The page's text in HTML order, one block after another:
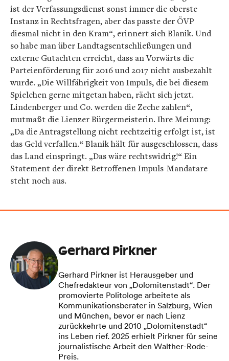
ist der Verfassungsdienst sonst immer die oberste
Instanz in Rechtsfragen, aber das passte der ÖVP
diesmal nicht in den Kram“, erinnert sich Blanik. Und
so habe man über Landtagsentschließungen und
externe Gutachten erreicht, dass an Vorwärts die
Parteienförderung für 2016 und 2017 nicht ausbezahlt
wurde. „Die Willfährigkeit von Impuls, die bei diesem
Spielchen gerne mitgetan haben, rächt sich jetzt.
Lindenberger und Co. werden die Zeche zahlen“,
mutmaßt die Lienzer Bürgermeisterin. Ihre Meinung:
„Da die Antragstellung nicht rechtzeitig erfolgt ist, ist
das Geld verfallen.“ Blanik hält für ausgeschlossen, dass
das Land einspringt. „Das wäre rechtswidrig!“ Ein
Statement der direkt Betroffenen Impuls-Mandatare
steht noch aus.
Gerhard Pirkner
Gerhard Pirkner ist Herausgeber und
Chefredakteur von „Dolomitenstadt“. Der
promovierte Politologe arbeitete als
Kommunikationsberater in Salzburg, Wien
und München, bevor er nach Lienz
zurückkehrte und 2010 „Dolomitenstadt“
ins Leben rief. 2025 erhielt Pirkner für seine
journalistische Arbeit den Walther-Rode-
Preis.